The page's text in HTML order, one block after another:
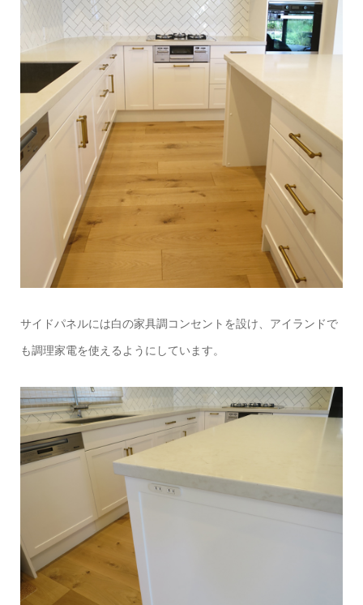
サイドパネルには白の家具調コンセントを設け、アイランドで
も調理家電を使えるようにしています。